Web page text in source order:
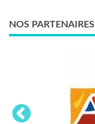
NOS PARTENAIRES